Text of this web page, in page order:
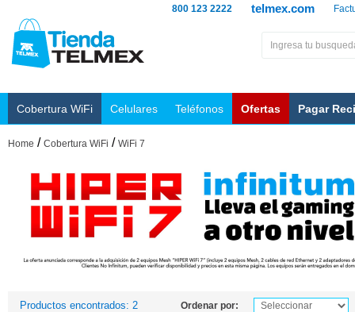
telmex.com
800 123 2222
Cobertura WiFi Celulares Teléfonos Ofertas Pagar
Home / Cobertura WiFi / WiFi 7
Productos encontrados: 2 Ordenar por: